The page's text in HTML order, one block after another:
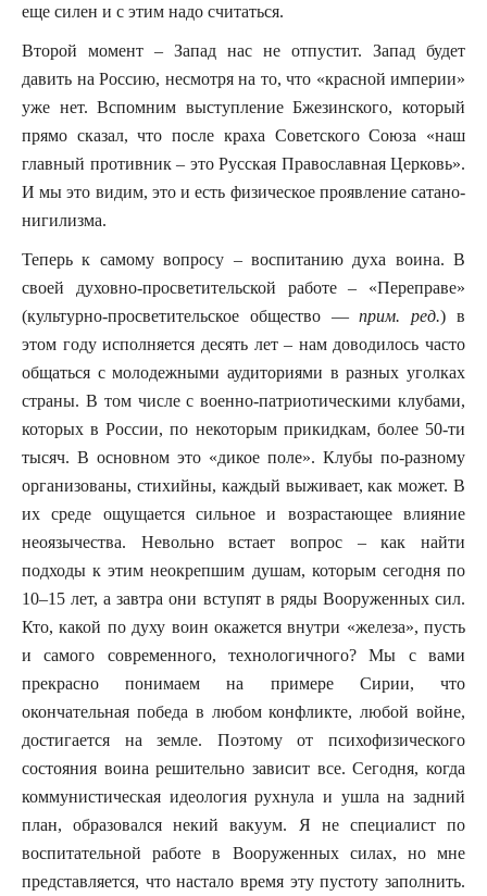
еще силен и с этим надо считаться.
Второй момент – Запад нас не отпустит. Запад будет
давить на Россию, несмотря на то, что «красной империи»
уже нет. Вспомним выступление Бжезинского, который
прямо сказал, что после краха Советского Союза «наш
главный противник – это Русская Православная Церковь».
И мы это видим, это и есть физическое проявление сатано-
нигилизма.
Теперь к самому вопросу – воспитанию духа воина. В
своей духовно-просветительской работе – «Переправе»
(культурно-просветительское общество —прим. ред.) в
этом году исполняется десять лет – нам доводилось часто
общаться с молодежными аудиториями в разных уголках
страны. В том числе с военно-патриотическими клубами,
которых в России, по некоторым прикидкам, более 50-ти
тысяч. В основном это «дикое поле». Клубы по-разному
организованы, стихийны, каждый выживает, как может. В
их среде ощущается сильное и возрастающее влияние
неоязычества. Невольно встает вопрос – как найти
подходы к этим неокрепшим душам, которым сегодня по
10–15 лет, а завтра они вступят в ряды Вооруженных сил.
Кто, какой по духу воин окажется внутри «железа», пусть
и самого современного, технологичного? Мы с вами
прекрасно понимаем на примере Сирии, что
окончательная победа в любом конфликте, любой войне,
достигается на земле. Поэтому от психофизического
состояния воина решительно зависит все. Сегодня, когда
коммунистическая идеология рухнула и ушла на задний
план, образовался некий вакуум. Я не специалист по
воспитательной работе в Вооруженных силах, но мне
представляется, что настало время эту пустоту заполнить.